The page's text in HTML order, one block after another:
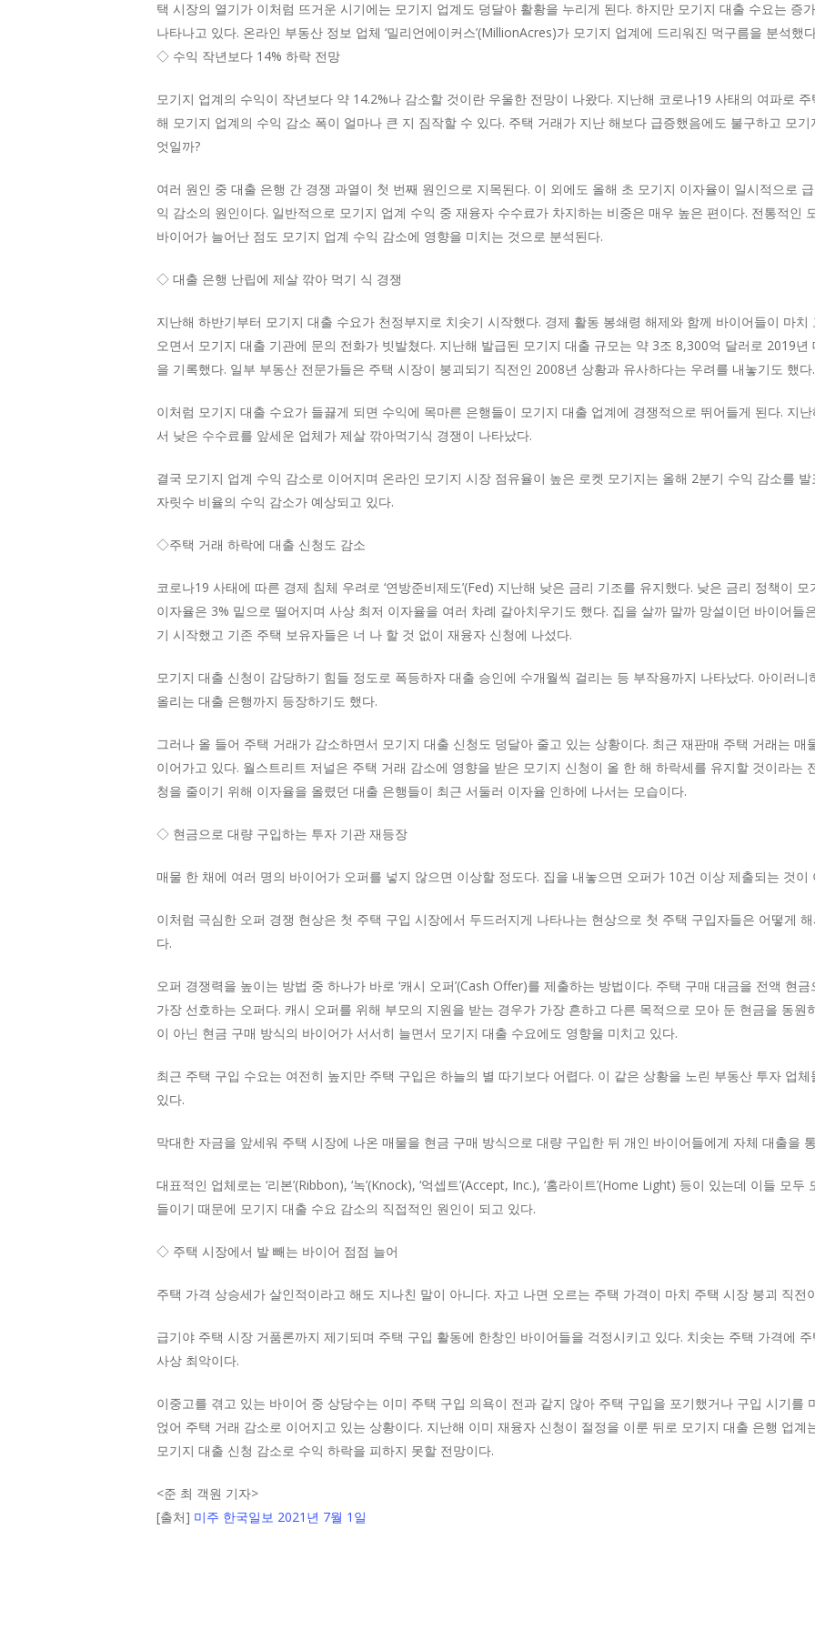
택 시장의 열기가 이처럼 뜨거운 시기에는 모기지 업계도 덩달아 활황을 누리게 된다. 하지만 모기지 대출 수요는 증
나타나고 있다. 온라인 부동산 정보 업체 ‘밀리언에이커스’(MillionAcres)가 모기지 업계에 드리워진 먹구름을 분석했
◇ 수익 작년보다 14% 하락 전망
모기지 업계의 수익이 작년보다 약 14.2%나 감소할 것이란 우울한 전망이 나왔다. 지난해 코로나19 사태의 여파로
해 모기지 업계의 수익 감소 폭이 얼마나 큰 지 짐작할 수 있다. 주택 거래가 지난 해보다 급증했음에도 불구하고 모
엇일까?
여러 원인 중 대출 은행 간 경쟁 과열이 첫 번째 원인으로 지목된다. 이 외에도 올해 초 모기지 이자율이 일시적으로
익 감소의 원인이다. 일반적으로 모기지 업계 수익 중 재융자 수수료가 차지하는 비중은 매우 높은 편이다. 전통적인
바이어가 늘어난 점도 모기지 업계 수익 감소에 영향을 미치는 것으로 분석된다.
◇ 대출 은행 난립에 제살 깎아 먹기 식 경쟁
지난해 하반기부터 모기지 대출 수요가 천정부지로 치솟기 시작했다. 경제 활동 봉쇄령 해제와 함께 바이어들이 마
오면서 모기지 대출 기관에 문의 전화가 빗발쳤다. 지난해 발급된 모기지 대출 규모는 약 3조 8,300억 달러로 2019
을 기록했다. 일부 부동산 전문가들은 주택 시장이 붕괴되기 직전인 2008년 상황과 유사하다는 우려를 내놓기도 했다.
이처럼 모기지 대출 수요가 들끓게 되면 수익에 목마른 은행들이 모기지 대출 업계에 경쟁적으로 뛰어들게 된다. 지
서 낮은 수수료를 앞세운 업체가 제살 깎아먹기식 경쟁이 나타났다.
결국 모기지 업계 수익 감소로 이어지며 온라인 모기지 시장 점유율이 높은 로켓 모기지는 올해 2분기 수익 감소를
자릿수 비율의 수익 감소가 예상되고 있다.
◇주택 거래 하락에 대출 신청도 감소
코로나19 사태에 따른 경제 침체 우려로 ‘연방준비제도’(Fed) 지난해 낮은 금리 기조를 유지했다. 낮은 금리 정책이
이자율은 3% 밑으로 떨어지며 사상 최저 이자율을 여러 차례 갈아치우기도 했다. 집을 살까 말까 망설이던 바이어들
기 시작했고 기존 주택 보유자들은 너 나 할 것 없이 재융자 신청에 나섰다.
모기지 대출 신청이 감당하기 힘들 정도로 폭등하자 대출 승인에 수개월씩 걸리는 등 부작용까지 나타났다. 아이러
올리는 대출 은행까지 등장하기도 했다.
그러나 올 들어 주택 거래가 감소하면서 모기지 대출 신청도 덩달아 줄고 있는 상황이다. 최근 재판매 주택 거래는
이어가고 있다. 월스트리트 저널은 주택 거래 감소에 영향을 받은 모기지 신청이 올 한 해 하락세를 유지할 것이라는
청을 줄이기 위해 이자율을 올렸던 대출 은행들이 최근 서둘러 이자율 인하에 나서는 모습이다.
◇ 현금으로 대량 구입하는 투자 기관 재등장
매물 한 채에 여러 명의 바이어가 오퍼를 넣지 않으면 이상할 정도다. 집을 내놓으면 오퍼가 10건 이상 제출되는 것
이처럼 극심한 오퍼 경쟁 현상은 첫 주택 구입 시장에서 두드러지게 나타나는 현상으로 첫 주택 구입자들은 어떻게
다.
오퍼 경쟁력을 높이는 방법 중 하나가 바로 ‘캐시 오퍼’(Cash Offer)를 제출하는 방법이다. 주택 구매 대금을 전액 현
가장 선호하는 오퍼다. 캐시 오퍼를 위해 부모의 지원을 받는 경우가 가장 흔하고 다른 목적으로 모아 둔 현금을 동
이 아닌 현금 구매 방식의 바이어가 서서히 늘면서 모기지 대출 수요에도 영향을 미치고 있다.
최근 주택 구입 수요는 여전히 높지만 주택 구입은 하늘의 별 따기보다 어렵다. 이 같은 상황을 노린 부동산 투자 업
있다.
막대한 자금을 앞세워 주택 시장에 나온 매물을 현금 구매 방식으로 대량 구입한 뒤 개인 바이어들에게 자체 대출을
대표적인 업체로는 ‘리본’(Ribbon), ‘녹’(Knock), ‘억셉트’(Accept, Inc.), ‘홈라이트’(Home Light) 등이 있는데 이들 모
들이기 때문에 모기지 대출 수요 감소의 직접적인 원인이 되고 있다.
◇ 주택 시장에서 발 빼는 바이어 점점 늘어
주택 가격 상승세가 살인적이라고 해도 지나친 말이 아니다. 자고 나면 오르는 주택 가격이 마치 주택 시장 붕괴 직전
급기야 주택 시장 거품론까지 제기되며 주택 구입 활동에 한창인 바이어들을 걱정시키고 있다. 치솟는 주택 가격에
사상 최악이다.
이중고를 겪고 있는 바이어 중 상당수는 이미 주택 구입 의욕이 전과 같지 않아 주택 구입을 포기했거나 구입 시기를
얹어 주택 거래 감소로 이어지고 있는 상황이다. 지난해 이미 재융자 신청이 절정을 이룬 뒤로 모기지 대출 은행 업
모기지 대출 신청 감소로 수익 하락을 피하지 못할 전망이다.
<준 최 객원 기자>
[출처] 미주 한국일보 2021년 7월 1일